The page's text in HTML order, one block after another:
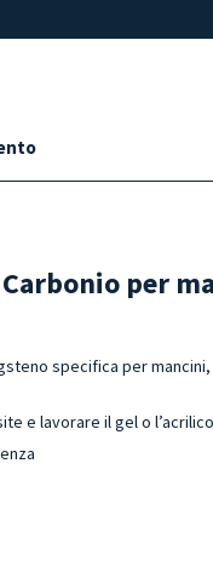
per
specifica per
e lavorare il gel o l’acrilico